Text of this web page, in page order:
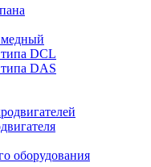
DCL
DAS
оборудования